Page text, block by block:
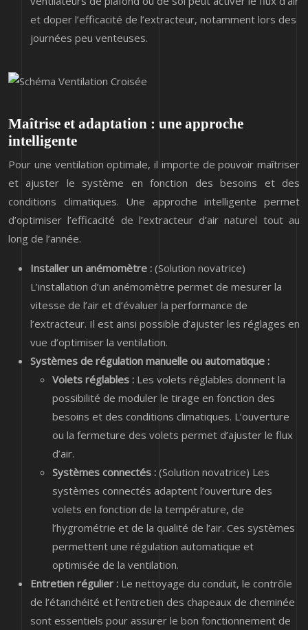
et doper l’efficacité de l’extracteur, notamment lors des
journées peu venteuses.
Maîtrise et adaptation : une approche
intelligente
Pour une ventilation optimale, il importe de pouvoir maîtriser
et ajuster le système en fonction des besoins et des
conditions climatiques. Une approche intelligente permet
d’optimiser l’efficacité de l’extracteur d’air naturel tout au
long de l’année.
Installer un anémomètre : (Solution novatrice)
L’installation d’un anémomètre permet de mesurer la
vitesse de l’air et d’évaluer la performance de
l’extracteur. Il est ainsi possible d’ajuster les réglages en
vue d’optimiser la ventilation.
Systèmes de régulation manuelle ou automatique :
Volets réglables : Les volets réglables donnent la
possibilité de moduler le tirage en fonction des
besoins et des conditions climatiques. L’ouverture
ou la fermeture des volets permet d’ajuster le flux
d’air.
Systèmes connectés : (Solution novatrice) Les
systèmes connectés adaptent l’ouverture des
volets en fonction de la température, de
l’hygrométrie et de la qualité de l’air. Ces systèmes
permettent une régulation automatique et
optimisée de la ventilation.
Entretien régulier : Le nettoyage du conduit, le contrôle
de l’étanchéité et l’entretien des chapeaux de cheminée
sont essentiels pour assurer le bon fonctionnement de